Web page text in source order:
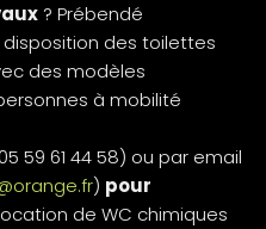
? Prébendé
des toilettes
des modèles
à mobilité
59 61 44 58) ou par email
) pour
de WC chimiques